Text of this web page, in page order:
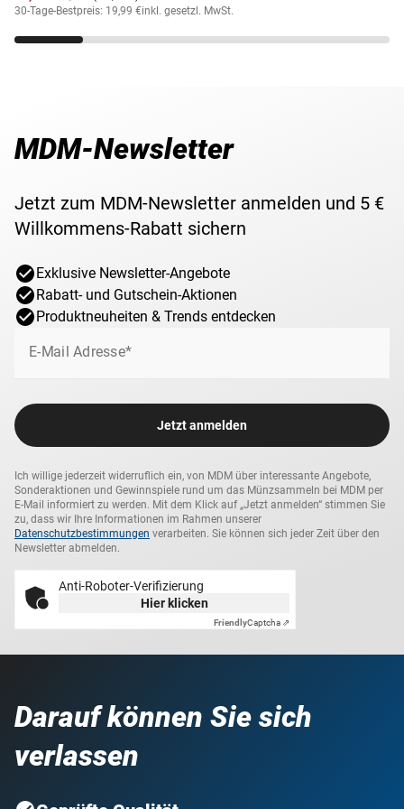
Zertifikat und englisches Begleitblatt.
Gewicht 9,4 g
Lieferzeit 3-5 Werktage
30-Tage-Bestpreis: 19,99 €inkl. gesetzl. MwSt.
MDM-Newsletter
Jetzt zum MDM-Newsletter anmelden und 5 €
Willkommens-Rabatt sichern
Exklusive Newsletter-Angebote
Rabatt- und Gutschein-Aktionen
Produktneuheiten & Trends entdecken
E-Mail Adresse*
Jetzt anmelden
Ich willige jederzeit widerruflich ein, von MDM über interessante Angebote,
Sonderaktionen und Gewinnspiele rund um das Münzsammeln bei MDM per
E-Mail informiert zu werden. Mit dem Klick auf „Jetzt anmelden“ stimmen Sie
zu, dass wir Ihre Informationen im Rahmen unserer
Datenschutzbestimmungen verarbeiten. Sie können sich jeder Zeit über den
Newsletter abmelden.
Anti-Roboter-Verifizierung
Hier klicken
FriendlyCaptcha ⇗
Darauf können Sie sich
verlassen